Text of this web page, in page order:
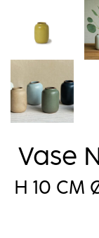
Vase
H 10 CM